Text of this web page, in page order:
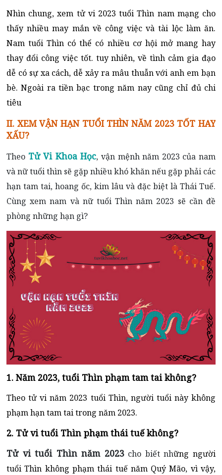
Nhìn chung, xem tử vi 2023 tuổi Thìn nam mạng cho
thấy nhiều may mắn về công việc và tài lộc làm ăn.
Nam tuổi Thìn có thể có nhiều cơ hội mở mang hay
thay đổi công việc tốt. tuy nhiên, về tình cảm gia đạo
dễ có sự xa cách, dễ xảy ra mâu thuẫn với anh em bạn
bè. Ngoài ra tiền bạc trong năm nay cũng chỉ đủ chi
tiêu
II. XEM VẬN HẠN TUỔI THÌN NĂM 2023 TỐT HAY
XẤU?
Theo Tử Vi Khoa Học, vận mệnh năm 2023 của nam
và nữ tuổi thìn sẽ gặp nhiều khó khăn nếu gặp phải các
hạn tam tai, hoang ốc, kim lâu và đặc biệt là Thái Tuế.
Cùng xem nam và nữ tuổi Thìn năm 2023 sẽ cần đề
phòng những hạn gì?
1. Năm 2023, tuổi Thìn phạm tam tai không?
Theo tử vi năm 2023 tuổi Thìn, người tuổi này không
phạm hạn tam tai trong năm 2023.
2. Tử vi tuổi Thìn phạm thái tuế không?
Tử vi tuổi Thìn năm 2023cho biết những người
tuổi Thìn không phạm thái tuế năm Quý Mão, vì vậy,